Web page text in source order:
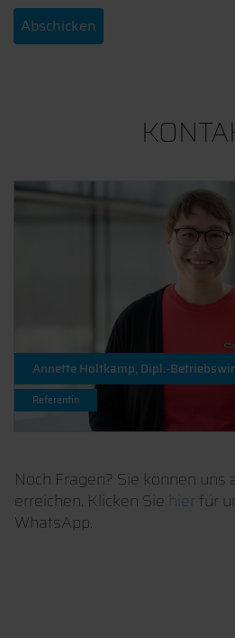
Annette Holtkamp, Dipl.-
Referentin
Noch Fragen? Sie können uns
erreichen. Klicken Sie hier für
WhatsApp.